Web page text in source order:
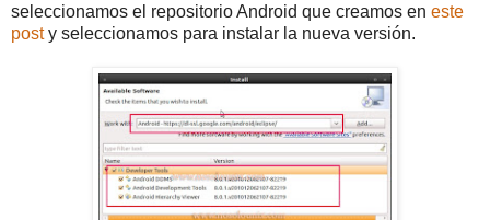
seleccionamos el repositorio Android que creamos en este
posty seleccionamos para instalar la nueva versión.